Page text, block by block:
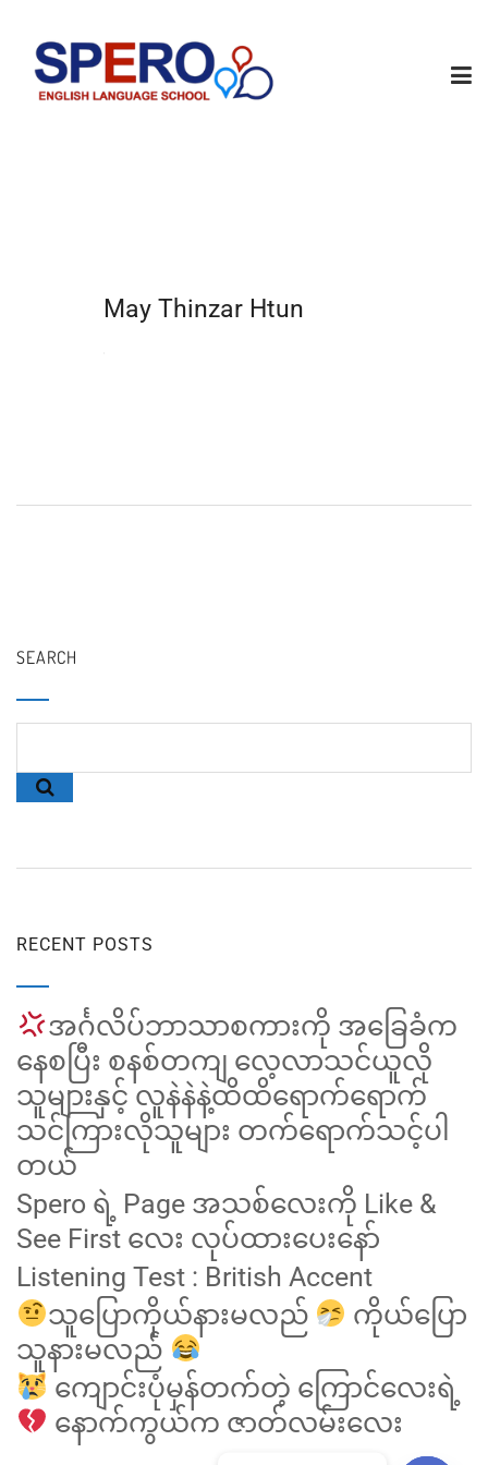
May Thinzar Htun
SEARCH
RECENT POSTS
အင်္ဂလိပ်ဘာသာစကားကို အခြေခံက
နေစပြီး စနစ်တကျ လေ့လာသင်ယူလို
သူများနှင့် လူနဲနဲနဲ့ထိထိရောက်ရောက်
သင်ကြားလိုသူများ တက်ရောက်သင့်ပါ
တယ်
Spero ရဲ့ Page အသစ်လေးကို Like &
See First လေး လုပ်ထားပေးနော်
Listening Test : British Accent
သူပြောကိုယ်နားမလည်
ကိုယ်ပြော
သူနားမလည်
ကျောင်းပုံမှန်တက်တဲ့ ကြောင်လေးရဲ့
နောက်ကွယ်က ဇာတ်လမ်းလေး